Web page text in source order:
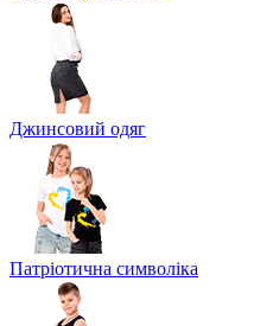
Джинсовий одяг
Патріотична символіка